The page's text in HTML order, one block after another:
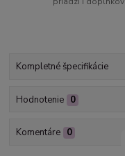
Kompletné špecifikácie
Hodnotenie 0
Komentáre 0